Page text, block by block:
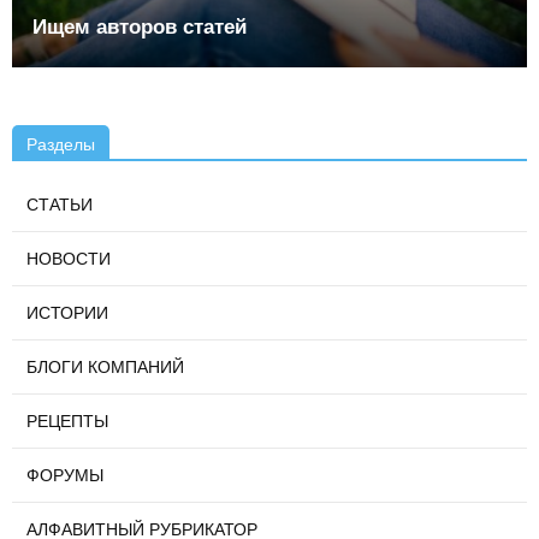
Ищем авторов статей
Разделы
СТАТЬИ
НОВОСТИ
ИСТОРИИ
БЛОГИ КОМПАНИЙ
РЕЦЕПТЫ
ФОРУМЫ
АЛФАВИТНЫЙ РУБРИКАТОР